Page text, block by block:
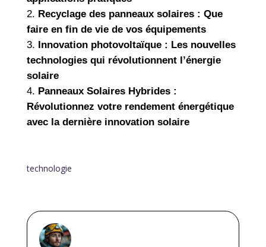
Recyclage des panneaux solaires : Que
faire en fin de vie de vos équipements
Innovation photovoltaïque : Les nouvelles
technologies qui révolutionnent l’énergie
solaire
Panneaux Solaires Hybrides :
Révolutionnez votre rendement énergétique
avec la dernière innovation solaire
technologie